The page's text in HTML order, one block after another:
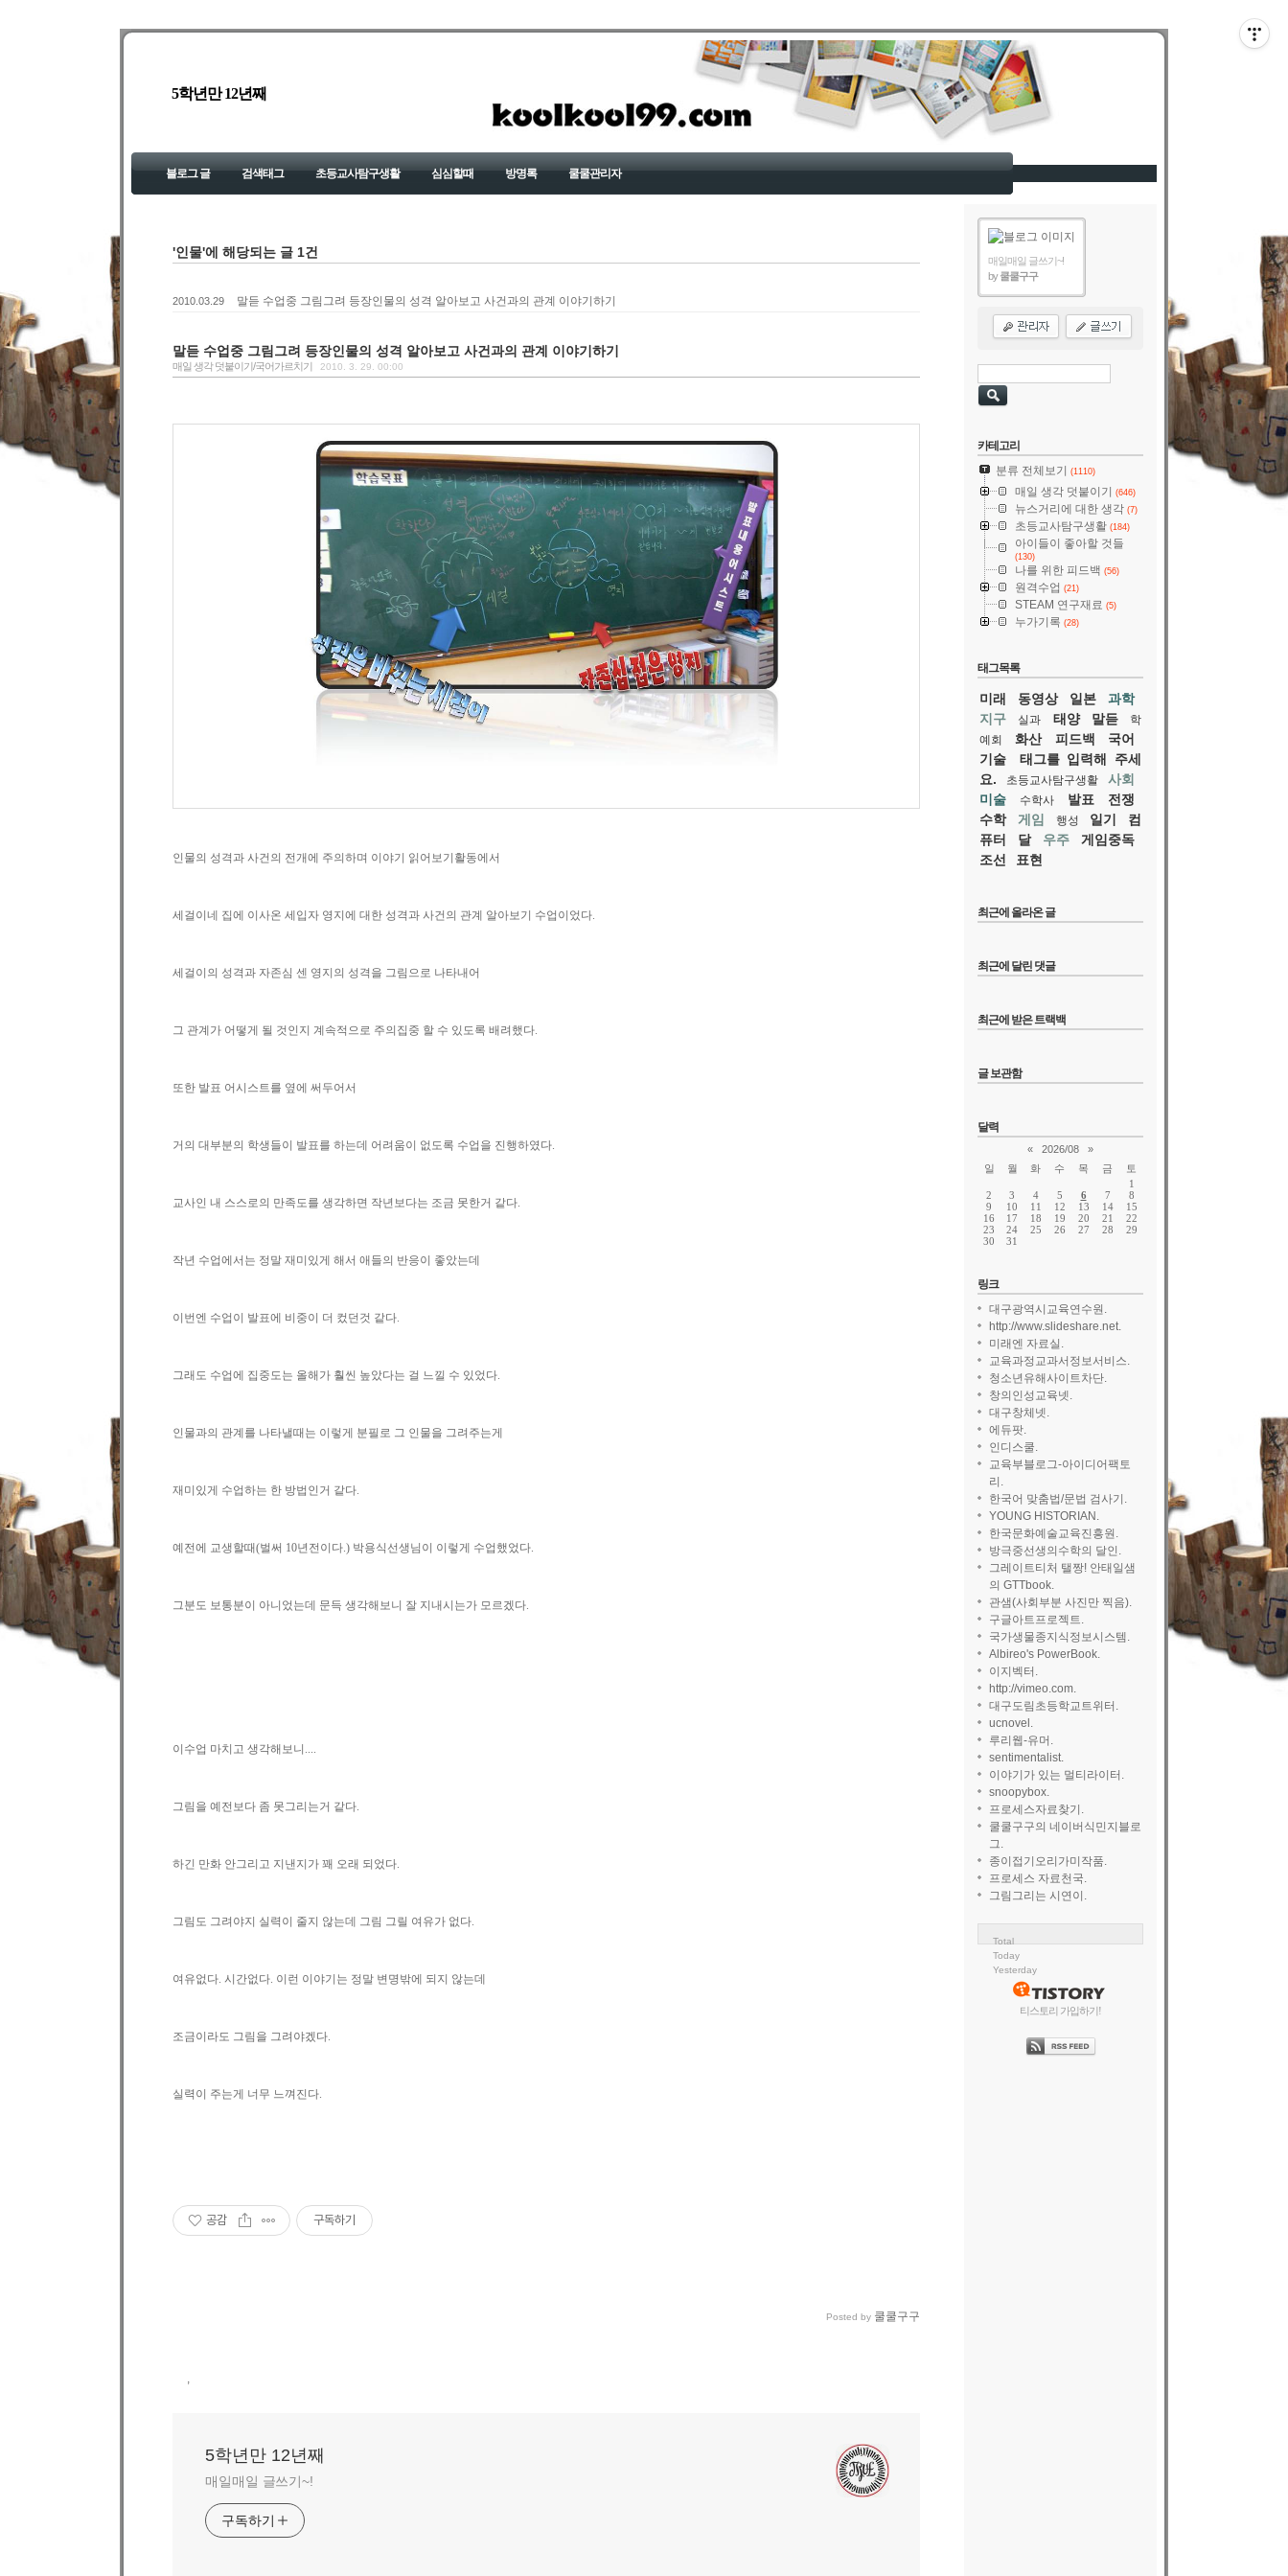
5학년만 12년째
블로그 글 검색태그 초등교사탐구생활 심심할때 방명록 쿨쿨관리자
'인물'에 해당되는 글 1건
2010.03.29 말듣 수업중 그림그려 등장인물의 성격 알아보고 사건과의 관계 이야기하기
말듣 수업중 그림그려 등장인물의 성격 알아보고 사건과의 관계 이야기하기
매일 생각 덧붙이기/국어가르치기 2010. 3. 29. 00:00
인물의 성격과 사건의 전개에 주의하며 이야기 읽어보기활동에서
세걸이네 집에 이사온 세입자 영지에 대한 성격과 사건의 관계 알아보기 수업이었다.
세걸이의 성격과 자존심 센 영지의 성격을 그림으로 나타내어
그 관계가 어떻게 될 것인지 계속적으로 주의집중 할 수 있도록 배려했다.
또한 발표 어시스트를 옆에 써두어서
거의 대부분의 학생들이 발표를 하는데 어려움이 없도록 수업을 진행하였다.
교사인 내 스스로의 만족도를 생각하면 작년보다는 조금 못한거 같다.
작년 수업에서는 정말 재미있게 해서 애들의 반응이 좋았는데
이번엔 수업이 발표에 비중이 더 컸던것 같다.
그래도 수업에 집중도는 올해가 훨씬 높았다는 걸 느낄 수 있었다.
인물과의 관계를 나타낼때는 이렇게 분필로 그 인물을 그려주는게
재미있게 수업하는 한 방법인거 같다.
예전에 교생할때(벌써 10년전이다.) 박용식선생님이 이렇게 수업했었다.
그분도 보통분이 아니었는데 문득 생각해보니 잘 지내시는가 모르겠다.
이수업 마치고 생각해보니....
그림을 예전보다 좀 못그리는거 같다.
하긴 만화 안그리고 지낸지가 꽤 오래 되었다.
그림도 그려야지 실력이 줄지 않는데 그림 그릴 여유가 없다.
여유없다. 시간없다. 이런 이야기는 정말 변명밖에 되지 않는데
조금이라도 그림을 그려야겠다.
실력이 주는게 너무 느껴진다.
공감 구독하기
Posted by 쿨쿨구구
,
5학년만 12년째
매일매일 글쓰기~!
구독하기
매일매일 글쓰기~!
by쿨쿨구구
카테고리
분류 전체보기
(1110)
매일 생각 덧붙이기 (646)
뉴스거리에 대한 생각 (7)
초등교사탐구생활 (184)
아이들이 좋아할 것들
(130)
나를 위한 피드백 (56)
원격수업 (21)
STEAM 연구재료 (5)
누가기록 (28)
태그목록
미래 동영상 일본
과학
지구
실과 태양 말듣
학
예회
화산 피드백
국어
기술
태그를 입력해 주세
요.
초등교사탐구생활
사회
미술
수학사 발표
전쟁
수학
게임 행성 일기
컴
퓨터
달 우주
게임중독
조선
표현
최근에 올라온 글
최근에 달린 댓글
최근에 받은 트랙백
글 보관함
달력
« 2026/08
»
일
월 화 수 목 금
토
1
2
3 4 5 6 7
8
9
10 11 12 13 14
15
16
17 18 19 20 21
22
23
24 25 26 27 28
29
30
31
링크
대구광역시교육연수원.
http://www.slideshare.net.
미래엔 자료실.
교육과정교과서정보서비스.
청소년유해사이트차단.
창의인성교육넷.
대구창체넷.
에듀팟.
인디스쿨.
교육부블로그-아이디어팩토
리.
한국어 맞춤법/문법 검사기.
YOUNG HISTORIAN.
한국문화예술교육진흥원.
방극중선생의수학의 달인.
그레이트티처 탤짱! 안태일샘
의 GTTbook.
관샘(사회부분 사진만 찍음).
구글아트프로젝트.
국가생물종지식정보시스템.
Albireo's PowerBook.
이지벡터.
http://vimeo.com.
대구도림초등학교트위터.
ucnovel.
루리웹-유머.
sentimentalist.
이야기가 있는 멀티라이터.
snoopybox.
프로세스자료찾기.
쿨쿨구구의 네이버식민지블로
그.
종이접기오리가미작품.
프로세스 자료천국.
그림그리는 시연이.
Total
Today
Yesterday
티스토리 가입하기!